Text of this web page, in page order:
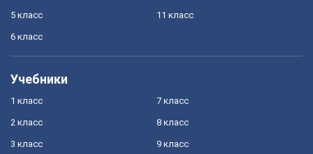
5 класс
6 класс
11 класс
Учебники
1 класс
2 класс
3 класс
7 класс
8 класс
9 класс